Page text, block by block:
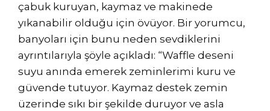
çabuk kuruyan, kaymaz ve makinede
yıkanabilir olduğu için övüyor. Bir yorumcu,
banyoları için bunu neden sevdiklerini
ayrıntılarıyla şöyle açıkladı: “Waffle deseni
suyu anında emerek zeminlerimi kuru ve
güvende tutuyor. Kaymaz destek zemin
üzerinde sıkı bir şekilde duruyor ve asla